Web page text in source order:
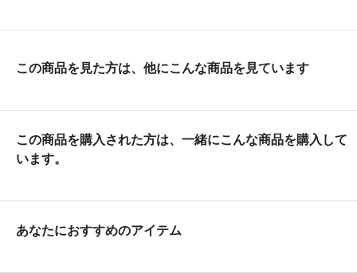
この商品を見た方は、他にこんな商品を見ています
この商品を購入された方は、一緒にこんな商品を購入して
います。
あなたにおすすめのアイテム